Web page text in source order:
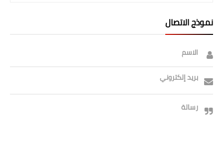
نموذج الاتصال
الاسم
بريد إلكتروني
رسالة